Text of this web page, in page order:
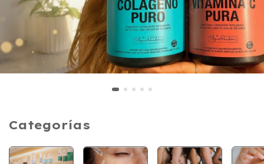
Categorías